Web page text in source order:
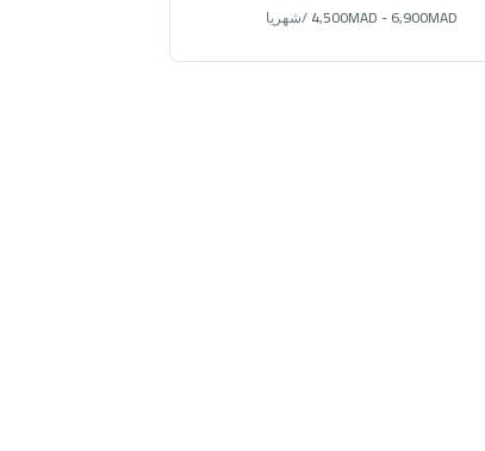
4,500MAD - 6,900MAD/شهريا